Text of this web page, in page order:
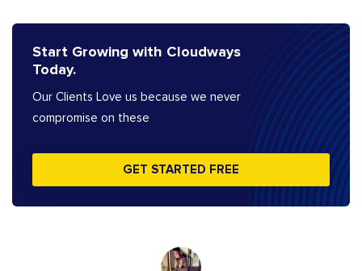
Start Growing with Cloudways
Today.
Our Clients Love us because we never
compromise on these
GET STARTED FREE